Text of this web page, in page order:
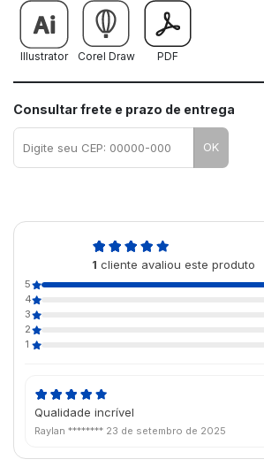
Illustrator Corel Draw PDF
Consultar frete e prazo de entrega
OK
1 cliente avaliou este produto
5
4
3
2
1
Qualidade incrível
Raylan ******** 23 de setembro de 2025